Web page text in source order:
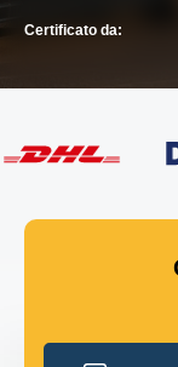
Certificato da: